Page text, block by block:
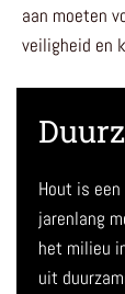
aan moeten
veiligheid en
Hout is
jarenlang
het milieu
uit